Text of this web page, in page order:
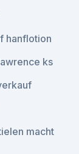
hanflotion
ks
macht